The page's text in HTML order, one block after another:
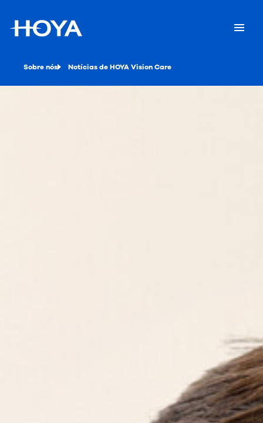
Sobre nós Notícias de HOYA Vision Care